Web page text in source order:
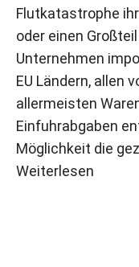
Flutkatastrophe
oder einen
Unternehmen
EU Ländern, allen
allermeisten
Einfuhrabgaben
Möglichkeit die
Weiterlesen